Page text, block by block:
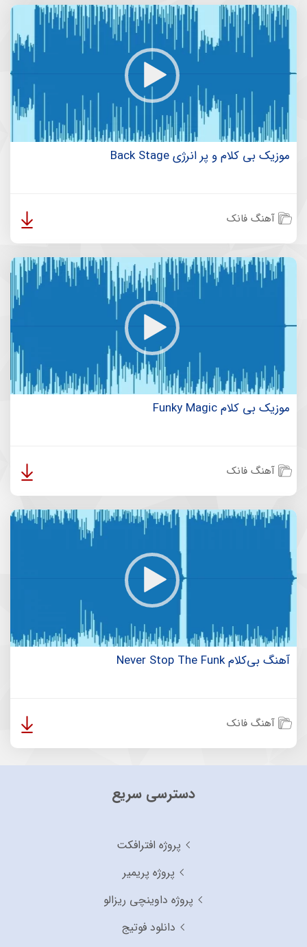
موزیک بی کلام و پر انرژی Back Stage
آهنگ فانک
موزیک بی کلام Funky Magic
آهنگ فانک
آهنگ بی‌کلام Never Stop The Funk
آهنگ فانک
دسترسی سریع
پروژه افترافکت
پروژه پریمیر
پروژه داوینچی ریزالو
دانلود فوتیج